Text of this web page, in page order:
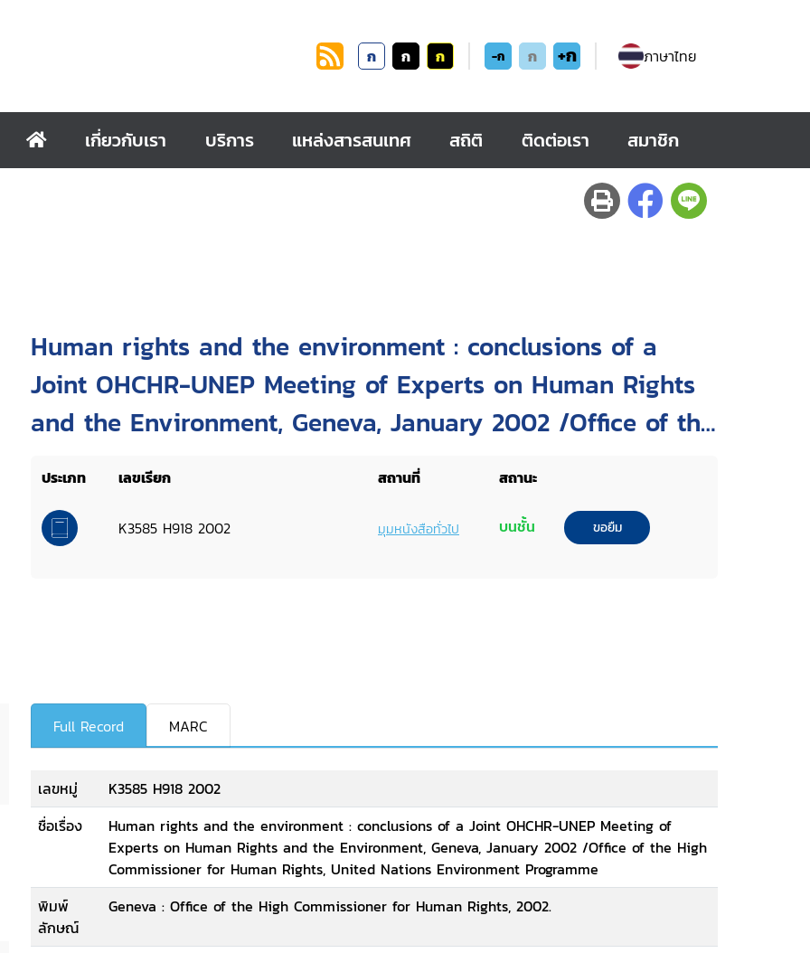
ก ก ก -ก ก +ก ภาษาไทย
เกี่ยวกับเรา บริการ แหล่งสารสนเทศ สถิติ ติดต่อเรา สมาชิก
Human rights and the environment : conclusions of a
Joint OHCHR-UNEP Meeting of Experts on Human Rights
and the Environment, Geneva, January 2002 /Office of the
High Commissioner for Human Rights, United Nations
ประเภท เลขเรียก สถานที่ สถานะ
K3585 H918 2002 มุมหนังสือทั่วไป บนชั้น ขอยืม
Full Record MARC
เลขหมู่
K3585 H918 2002
ชื่อเรื่อง
Human rights and the environment : conclusions of a Joint OHCHR-UNEP Meeting of
Experts on Human Rights and the Environment, Geneva, January 2002 /Office of the High
Commissioner for Human Rights, United Nations Environment Programme
พิมพ์
ลักษณ์
Geneva : Office of the High Commissioner for Human Rights, 2002.